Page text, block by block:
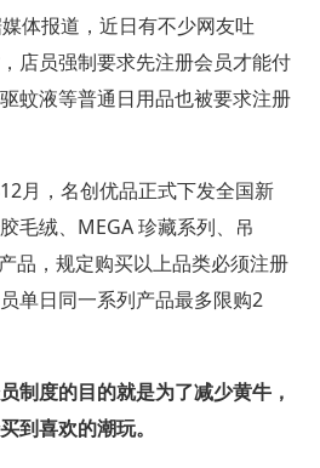
体报道，近日有不少网友吐
店员强制要求先注册会员才能付
蚊液等普通日用品也被要求注册
月，名创优品正式下发全国新
毛绒、MEGA 珍藏系列、吊
品，规定购买以上品类必须注册
单日同一系列产品最多限购2
制度的目的就是为了减少黄牛，
到喜欢的潮玩。